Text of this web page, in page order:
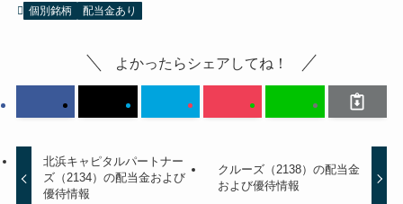
個別銘柄 配当金あり
よかったらシェアしてね！
北浜キャピタルパートナー
ズ（2134）の配当金および
優待情報
クルーズ（2138）の配当金
および優待情報